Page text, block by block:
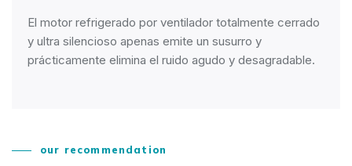
El motor refrigerado por ventilador totalmente cerrado
y ultra silencioso apenas emite un susurro y
prácticamente elimina el ruido agudo y desagradable.
our recommendation